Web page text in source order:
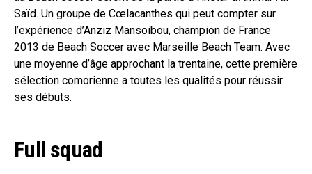
Saïd. Un groupe de Cœlacanthes qui peut compter sur
l’expérience d’Anziz Mansoibou, champion de France
2013 de Beach Soccer avec Marseille Beach Team. Avec
une moyenne d’âge approchant la trentaine, cette première
sélection comorienne a toutes les qualités pour réussir
ses débuts.
Full squad